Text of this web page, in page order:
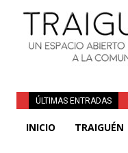
ÚLTIMAS ENTRADAS
INICIO TRAIGUÉN